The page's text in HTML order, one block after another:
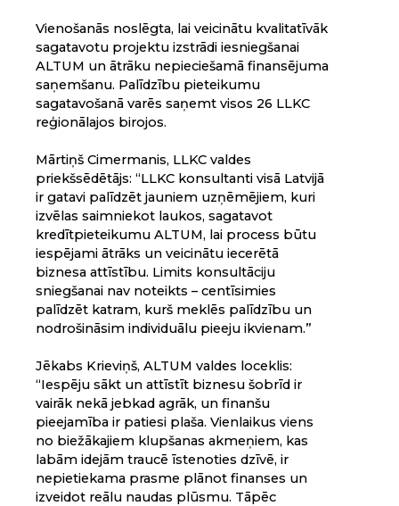
Vienošanās noslēgta, lai veicinātu kvalitatīvāk
sagatavotu projektu izstrādi iesniegšanai
ALTUM un ātrāku nepieciešamā finansējuma
saņemšanu. Palīdzību pieteikumu
sagatavošanā varēs saņemt visos 26 LLKC
reģionālajos birojos.
Mārtiņš Cimermanis, LLKC valdes
priekšsēdētājs: “LLKC konsultanti visā Latvijā
ir gatavi palīdzēt jauniem uzņēmējiem, kuri
izvēlas saimniekot laukos, sagatavot
kredītpieteikumu ALTUM, lai process būtu
iespējami ātrāks un veicinātu iecerētā
biznesa attīstību. Limits konsultāciju
sniegšanai nav noteikts – centīsimies
palīdzēt katram, kurš meklēs palīdzību un
nodrošināsim individuālu pieeju ikvienam.”
Jēkabs Krieviņš, ALTUM valdes loceklis:
“Iespēju sākt un attīstīt biznesu šobrīd ir
vairāk nekā jebkad agrāk, un finanšu
pieejamība ir patiesi plaša. Vienlaikus viens
no biežākajiem klupšanas akmeņiem, kas
labām idejām traucē īstenoties dzīvē, ir
nepietiekama prasme plānot finanses un
izveidot reālu naudas plūsmu. Tāpēc